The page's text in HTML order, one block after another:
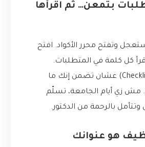
بتمعن… ثم اقرأها
وتفتح محرر الأكواد. افتح
كل كلمة في المتطلبات.
اعمل قائمة (Checklist) عشان تضمن إنك ما
زي أيام الجامعة، تسلّم
بالرحمة من الدكتور.